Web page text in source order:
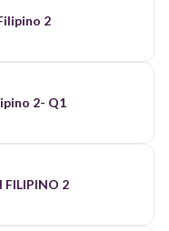
2
2- Q1
FILIPINO 2